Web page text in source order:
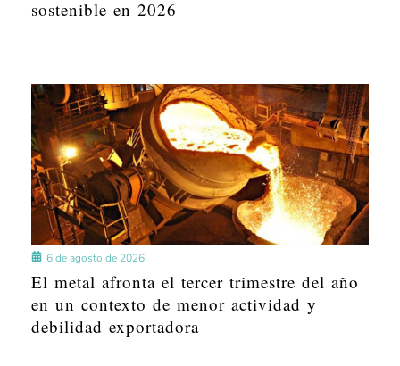
sostenible en 2026
6 de agosto de 2026
El metal afronta el tercer trimestre del año
en un contexto de menor actividad y
debilidad exportadora